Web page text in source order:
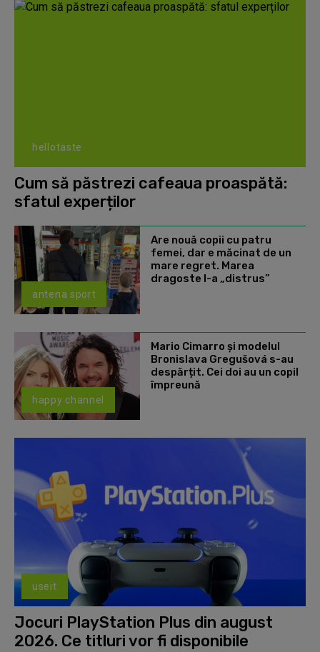
hellotaste
Cum să păstrezi cafeaua proaspătă:
sfatul experților
antena sport
Are nouă copii cu patru
femei, dar e măcinat de un
mare regret. Marea
dragoste l-a „distrus”
happy channel
Mario Cimarro și modelul
Bronislava Gregušová s-au
despărțit. Cei doi au un copil
împreună
useit
Jocuri PlayStation Plus din august
2026. Ce titluri vor fi disponibile